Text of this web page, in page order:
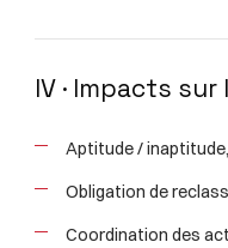
IV · Impacts
Aptitude /
Obligation de
Coordination des